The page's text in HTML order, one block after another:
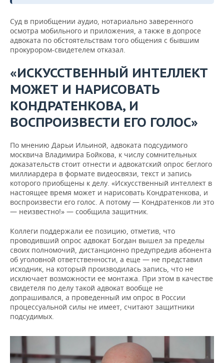
Суд в приобщении аудио, нотариально заверенного
осмотра мобильного и приложения, а также в допросе
адвоката по обстоятельствам того общения с бывшим
прокурором-свидетелем отказал.
«ИСКУССТВЕННЫЙ ИНТЕЛЛЕКТ
МОЖЕТ И НАРИСОВАТЬ
КОНДРАТЕНКОВА, И
ВОСПРОИЗВЕСТИ ЕГО ГОЛОС»
По мнению Дарьи Ильиной, адвоката подсудимого
москвича Владимира Бойкова, к числу сомнительных
доказательств стоит отнести и адвокатский опрос беглого
миллиардера в формате видеосвязи, текст и запись
которого приобщены к делу. «Искусственный интеллект в
настоящее время может и нарисовать Кондратенкова, и
воспроизвести его голос. А потому — Кондратенков ли это
— неизвестно!» — сообщила защитник.
Коллеги поддержали ее позицию, отметив, что
проводивший опрос адвокат Богдан вышел за пределы
своих полномочий, дистанционно предупредив абонента
об уголовной ответственности, а еще — не представил
исходник, на который производилась запись, что не
исключает возможности ее монтажа. При этом в качестве
свидетеля по делу такой адвокат вообще не
допрашивался, а проведенный им опрос в России
процессуальной силы не имеет, считают защитники
подсудимых.